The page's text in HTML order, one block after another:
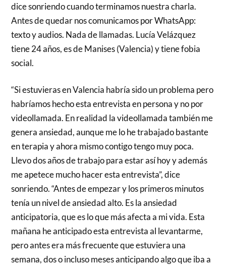
dice sonriendo cuando terminamos nuestra charla.
Antes de quedar nos comunicamos por WhatsApp:
texto y audios. Nada de llamadas. Lucía Velázquez
tiene 24 años, es de Manises (Valencia) y tiene fobia
social.
“Si estuvieras en Valencia habría sido un problema pero
habríamos hecho esta entrevista en persona y no por
videollamada. En realidad la videollamada también me
genera ansiedad, aunque me lo he trabajado bastante
en terapia y ahora mismo contigo tengo muy poca.
Llevo dos años de trabajo para estar así hoy y además
me apetece mucho hacer esta entrevista”, dice
sonriendo. “Antes de empezar y los primeros minutos
tenía un nivel de ansiedad alto. Es la ansiedad
anticipatoria, que es lo que más afecta a mi vida. Esta
mañana he anticipado esta entrevista al levantarme,
pero antes era más frecuente que estuviera una
semana, dos o incluso meses anticipando algo que iba a